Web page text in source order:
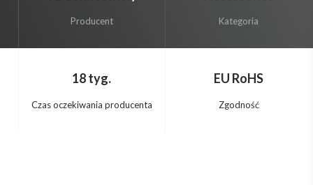
Producent Kategoria
Czas oczekiwania producenta
18 tyg.
Zgodność
EU RoHS